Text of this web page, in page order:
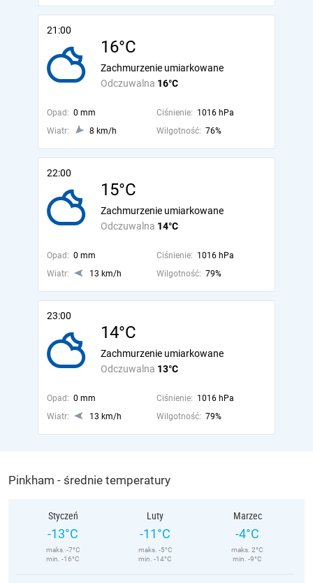
21:00
16°C
Odczuwalna 16°C
Zachmurzenie umiarkowane
Opad: 0 mm Ciśnienie: 1016 hPa
Wiatr:
8 km/h Wilgotność: 76%
22:00
15°C
Odczuwalna 14°C
Zachmurzenie umiarkowane
Opad: 0 mm Ciśnienie: 1016 hPa
Wiatr:
13 km/h Wilgotność: 79%
23:00
14°C
Odczuwalna 13°C
Zachmurzenie umiarkowane
Opad: 0 mm Ciśnienie: 1016 hPa
Wiatr:
13 km/h Wilgotność: 79%
Pinkham - średnie temperatury
Styczeń
-13°C
maks. -7°C
min. -16°C
Luty
-11°C
maks. -5°C
min. -14°C
Marzec
-4°C
maks. 2°C
min. -9°C